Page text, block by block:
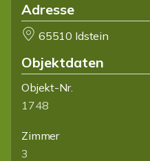
Adresse
65510 Idstein
Objektdaten
Objekt-Nr.
1748
Zimmer
3